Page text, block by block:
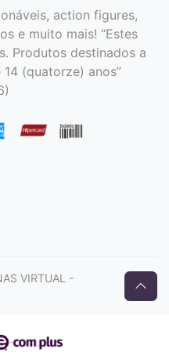
action figures,
e muito mais! “Estes
Produtos destinados a
(quatorze) anos”
VIRTUAL -